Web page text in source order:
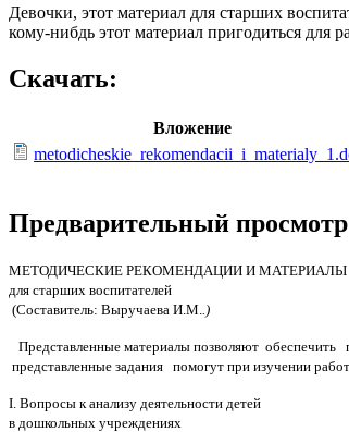
Девочки, этот материал для старших
кому-нибдь этот материал пригодиться для
Скачать:
Вложение
Предварительный
МЕТОДИЧЕСКИЕ РЕКОМЕНДАЦИИ И МАТЕРИАЛЫ
для старших воспитателей
(Составитель: Выручаева И.М. .)
Представленные материалы позволяют обеспечить
представленные задания помогут при изучении
I. Вопросы к анализу деятельности детей
в дошкольных учреждениях